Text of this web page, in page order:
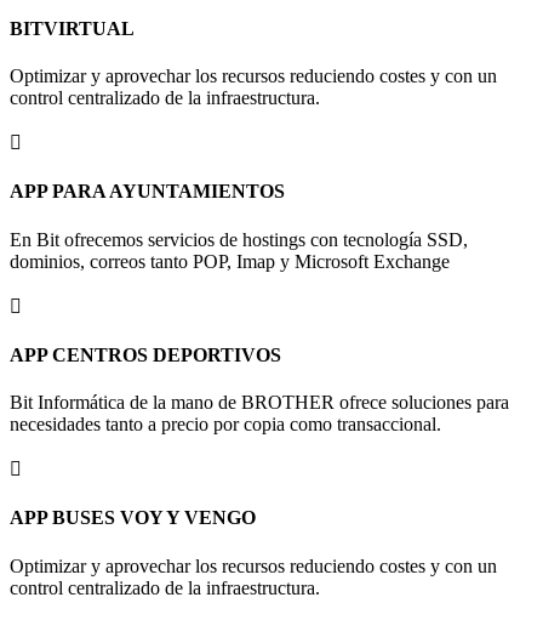
BITVIRTUAL
Optimizar y aprovechar los recursos reduciendo costes y con un
control centralizado de la infraestructura.

APP PARA AYUNTAMIENTOS
En Bit ofrecemos servicios de hostings con tecnología SSD,
dominios, correos tanto POP, Imap y Microsoft Exchange

APP CENTROS DEPORTIVOS
Bit Informática de la mano de BROTHER ofrece soluciones para
necesidades tanto a precio por copia como transaccional.

APP BUSES VOY Y VENGO
Optimizar y aprovechar los recursos reduciendo costes y con un
control centralizado de la infraestructura.